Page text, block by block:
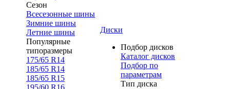
Сезон
Всесезонные шины
Зимние шины
Летние шины
Популярные
типоразмеры
175/65 R14
185/65 R14
185/65 R15
195/60 R16
Диски
Подбор дисков
Каталог дисков
Подбор по
параметрам
Тип диска